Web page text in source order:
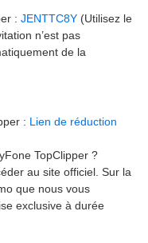
: JENTTC8Y(Utilisez le
n’est pas
de la
: Lien de réduction
TopClipper ?
au site officiel. Sur la
que nous vous
exclusive à durée